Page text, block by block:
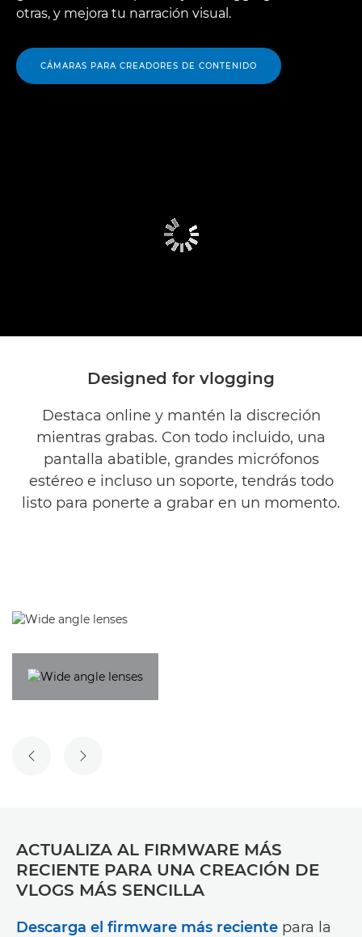
otras, y mejora tu narración visual.
CÁMARAS PARA CREADORES DE CONTENIDO
Designed for vlogging
Destaca online y mantén la discreción
mientras grabas. Con todo incluido, una
pantalla abatible, grandes micrófonos
estéreo e incluso un soporte, tendrás todo
listo para ponerte a grabar en un momento.
DIAPOSITIVA ANTERIOR
SIGUIENTE DIAPOSITIVA
ACTUALIZA AL FIRMWARE MÁS
RECIENTE PARA UNA CREACIÓN DE
VLOGS MÁS SENCILLA
Descarga el firmware más reciente para la